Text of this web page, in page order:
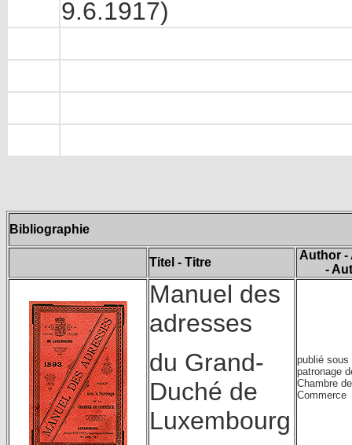
9.6.1917)
Bibliographie
Titel - Titre
Author -
-
Manuel des
adresses
du Grand-
Duché de
Luxembourg
publié sous
patronage
Chambre de
Commerce